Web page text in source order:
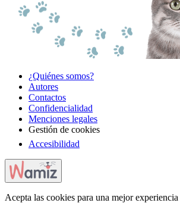
¿Quiénes somos?
Autores
Contactos
Confidencialidad
Menciones legales
Gestión de cookies
Accesibilidad
Acepta las cookies para una mejor